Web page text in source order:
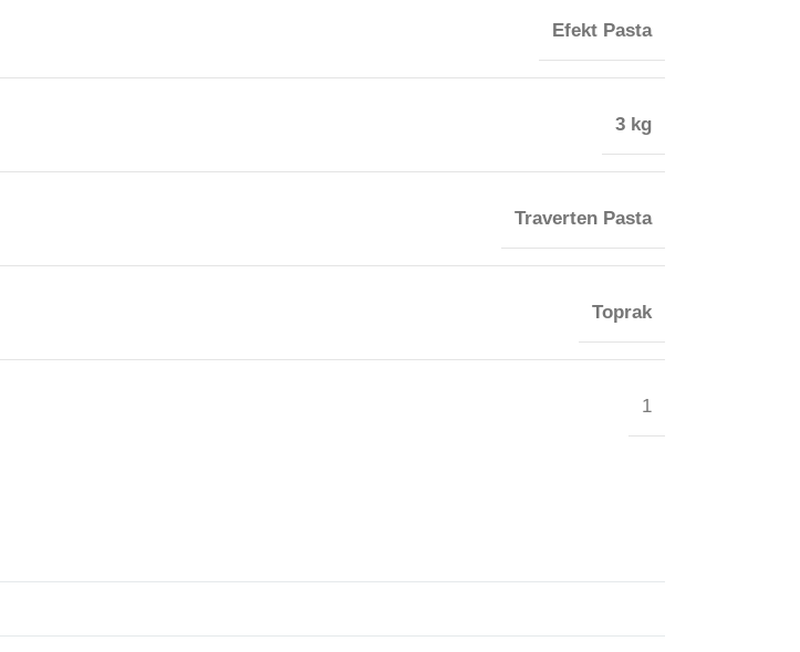
Efekt Pasta
3 kg
Traverten Pasta
Toprak
1